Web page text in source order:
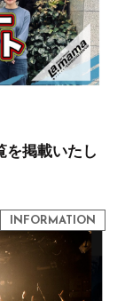
を掲載いたし